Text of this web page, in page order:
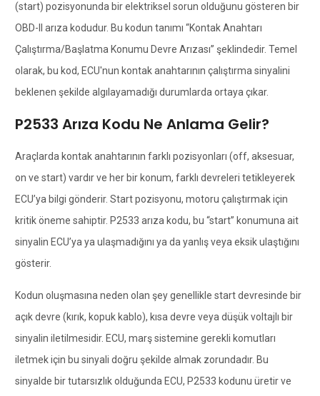
(start) pozisyonunda bir elektriksel sorun olduğunu gösteren bir
OBD-II arıza kodudur. Bu kodun tanımı “Kontak Anahtarı
Çalıştırma/Başlatma Konumu Devre Arızası” şeklindedir. Temel
olarak, bu kod, ECU'nun kontak anahtarının çalıştırma sinyalini
beklenen şekilde algılayamadığı durumlarda ortaya çıkar.
P2533 Arıza Kodu Ne Anlama Gelir?
Araçlarda kontak anahtarının farklı pozisyonları (off, aksesuar,
on ve start) vardır ve her bir konum, farklı devreleri tetikleyerek
ECU’ya bilgi gönderir. Start pozisyonu, motoru çalıştırmak için
kritik öneme sahiptir. P2533 arıza kodu, bu “start” konumuna ait
sinyalin ECU’ya ya ulaşmadığını ya da yanlış veya eksik ulaştığını
gösterir.
Kodun oluşmasına neden olan şey genellikle start devresinde bir
açık devre (kırık, kopuk kablo), kısa devre veya düşük voltajlı bir
sinyalin iletilmesidir. ECU, marş sistemine gerekli komutları
iletmek için bu sinyali doğru şekilde almak zorundadır. Bu
sinyalde bir tutarsızlık olduğunda ECU, P2533 kodunu üretir ve